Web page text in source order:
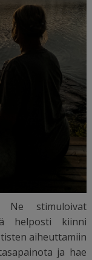
Ne stimuloivat
helposti kiinni
aiheuttamiin
ja hae